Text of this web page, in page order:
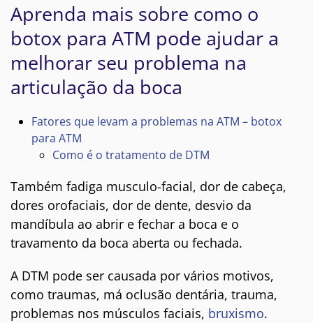
Aprenda mais sobre como o
botox para ATM pode ajudar a
melhorar seu problema na
articulação da boca
Fatores que levam a problemas na ATM – botox
para ATM
Como é o tratamento de DTM
Também fadiga musculo-facial, dor de cabeça,
dores orofaciais, dor de dente, desvio da
mandíbula ao abrir e fechar a boca e o
travamento da boca aberta ou fechada.
A DTM pode ser causada por vários motivos,
como traumas, má oclusão dentária, trauma,
problemas nos músculos faciais, bruxismo.